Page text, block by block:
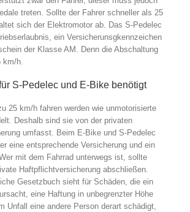
treten. Sollte der Fahrer schneller als 25
sich der Elektromotor ab. Das S-Pedelec
ein Versicherunsgkennzeichen
der Klasse AM. Denn die Abschaltung
km/h.
S-Pedelec und E-Bike benötigt
25 km/h fahren werden wie unmotorisierte
Deshalb sind sie von der privaten
umfasst. Beim E-Bike und S-Pedelec
eine entsprechende Versicherung und ein
mit dem Fahrrad unterwegs ist, sollte
Haftpflichtversicherung abschließen.
Gesetzbuch sieht für Schäden, die ein
eine Haftung in unbegrenzter Höhe
Unfall eine andere Person derart schädigt,